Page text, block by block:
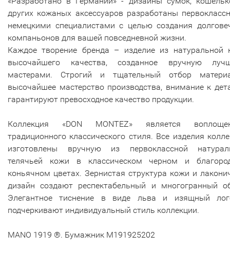
других кожаных аксессуаров разработаны
немецкими специалистами с целью создания
компаньонов для вашей повседневной жизни.
Каждое творение бренда – изделие из натуральной
высочайшего качества, созданное вручную
мастерами. Строгий и тщательный отбор
высочайшее мастерство производства, внимание к
гарантируют превосходное качество продукции.
Коллекция «DON MONTEZ» является
традиционного классического стиля. Все изделия
изготовлены вручную из первоклассной
телячьей кожи в классическом черном и
коньячном цветах. Зернистая структура кожи и
дизайн создают респектабельный и многогранный
Элегантное тиснение в виде льва и изящный
подчеркивают индивидуальный стиль коллекции.
MANO 1919 ®. Бумажник M191925202